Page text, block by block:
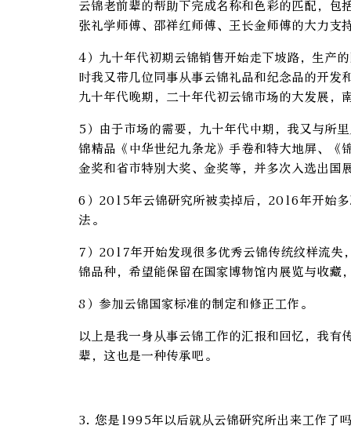
云锦老前辈的帮助下完成名称和色彩的匹配，包
张礼学师傅、邵祥红师傅、王长金师傅的大力支
4）九十年代初期云锦销售开始走下坡路，生产
时我又带几位同事从事云锦礼品和纪念品的开发
九十年代晚期，二十年代初云锦市场的大发展，
5）由于市场的需要，九十年代中期，我又与所
锦精品《中华世纪九条龙》手卷和特大地屏、《
金奖和省市特别大奖、金奖等，并多次入选出国
6）2015年云锦研究所被卖掉后，2016年开始
法。
7）2017年开始发现很多优秀云锦传统纹样流失
锦品种，希望能保留在国家博物馆内展览与收藏
8）参加云锦国家标准的制定和修正工作。
以上是我一身从事云锦工作的汇报和回忆，我有
辈，这也是一种传承吧。
3. 您是1995年以后就从云锦研究所出来工作了